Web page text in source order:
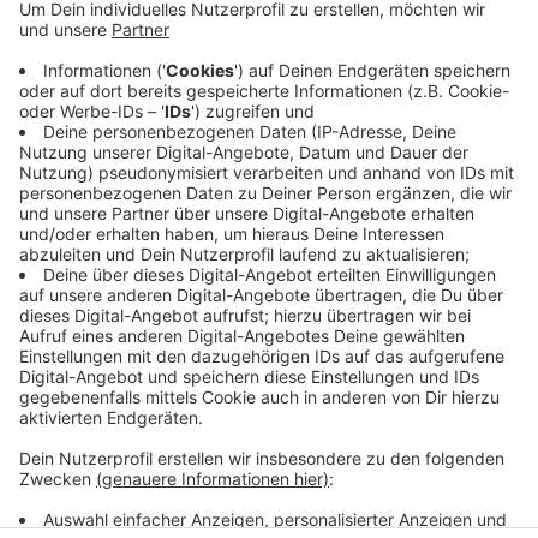
Bis in den späten Abend hinein war die Feuerrwehr hier
privaten Grundstück hatten die Überdachung eines
Schwimmbades und eine Hecke Feuer gefangen. Die
Flammen drohten auf zwei Schuppen und ein
Wohnhaus überzugreifen. Die Feuerwehr verhinderte
das. Zwei Menschen kamen in Krankenhäuser. Die
Löschzüge Buldern und Dülmen-Mitte waren mit rund
40 Feuerwehrleuten im Einsatz.
Anzeige
Anzeige